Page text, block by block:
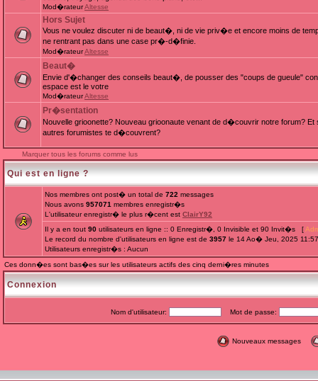
Mod�rateurAltesse
Hors Sujet
Vous ne voulez discuter ni de beaut�, ni de vie priv�e et encore moins de
ne rentrant pas dans une case pr�-d�finie.
Mod�rateurAltesse
Beaut�
Envie d'�changer des conseils beaut�, de pousser des "coups de gueule"
espace est le votre
Mod�rateurAltesse
Pr�sentation
Nouvelle grioonette? Nouveau grioonaute venant de d�couvrir notre forum?
autres forumistes te d�couvrent?
Marquer tous les forums comme lus
Qui est en ligne ?
Nos membres ont post� un total de 722 messages
Nous avons 957071 membres enregistr�s
L'utilisateur enregistr� le plus r�cent est ClairY92
Il y a en tout 90 utilisateurs en ligne :: 0 Enregistr�, 0 Invisible et 90 Invit�s [
Le record du nombre d'utilisateurs en ligne est de 3957 le 14 Ao� Jeu, 2025
Utilisateurs enregistr�s : Aucun
Ces donn�es sont bas�es sur les utilisateurs actifs des cinq derni�res minutes
Connexion
Nom d'utilisateur: Mot de passe:
Nouveaux messages